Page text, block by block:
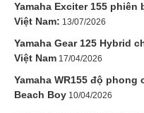
Yamaha Exciter 155
Việt Nam: 13/07/2026
Yamaha Gear 125 Hybrid
Việt Nam 17/04/2026
Yamaha WR155 độ
Beach Boy 10/04/2026